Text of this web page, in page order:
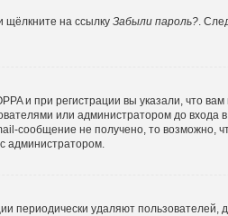
щёлкните на ссылкуЗабыли пароль?.
и при регистрации вы указали, что вам
или администратором до входа
сообщение не получено, то возможно,
администратором.
периодически удаляют пользователей,